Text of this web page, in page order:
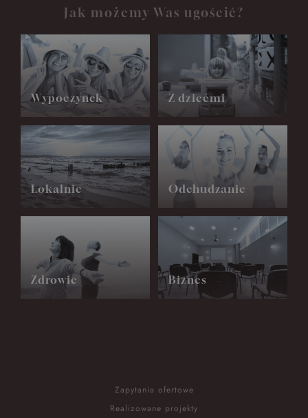
Jak możemy Was ugościć?
Wypoczynek Z dziećmi
Lokalnie Odchudzanie
Zdrowie Biznes
Zapytania ofertowe
Realizowane projekty